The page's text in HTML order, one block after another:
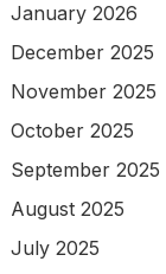
January 2026
December 2025
November 2025
October 2025
September 2025
August 2025
July 2025